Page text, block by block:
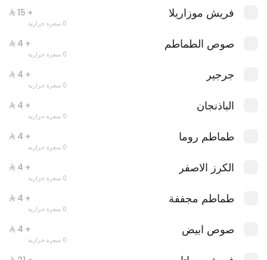
جست دنك ات مارجريتا
فريش موزاريلا + ⁨⁦‪‬ 15⁩
0 سعرة حرارية
صوص الطماطم + ⁨⁦‪‬ 4⁩
0 سعرة حرارية
جرجير + ⁨⁦‪‬ 4⁩
0 سعرة حرارية
الباذنجان + ⁨⁦‪‬ 4⁩
0 سعرة حرارية
طماطم روما + ⁨⁦‪‬ 4⁩
0 سعرة حرارية
الكرز الاصفر + ⁨⁦‪‬ 4⁩
0 سعرة حرارية
طماطم مجففة + ⁨⁦‪‬ 4⁩
0 سعرة حرارية
صوص ابيض + ⁨⁦‪‬ 4⁩
0 سعرة حرارية